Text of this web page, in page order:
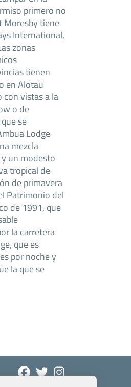
primero no
Moresby tiene
International,
zonas
tienen
en Alotau
con vistas a la
o de
se
Lodge
mezcla
un modesto
tropical de
de primavera
Patrimonio del
de 1991, que
la carretera
que es
por noche y
la que se